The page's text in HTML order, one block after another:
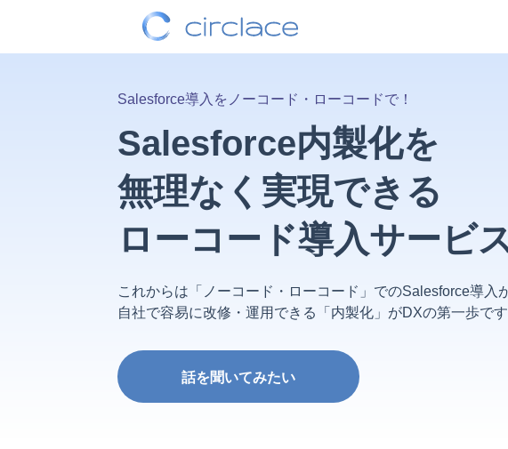
Salesforce導入をノーコード・ローコードで！
Salesforce内製化を
無理なく実現できる
ローコード導入サービ
これからは「ノーコード・ローコード」でのSalesforce導入
自社で容易に改修・運用できる「内製化」がDXの第一歩です
話を聞いてみたい